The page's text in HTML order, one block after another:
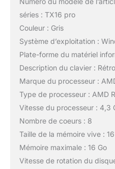
séries : TX16 pro
Couleur : Gris
Système d’exploitation :
Plate-forme du matériel
Description du clavier :
Marque du processeur :
Type de processeur : AMD
Vitesse du processeur : 4,3
Nombre de coeurs : 8
Taille de la mémoire vive :
Mémoire maximale : 16 Go
Vitesse de rotation du